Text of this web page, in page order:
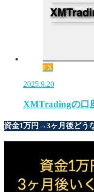
FX
2025.9.20
XMTradingの口
資金1万円→3ヶ月後どう